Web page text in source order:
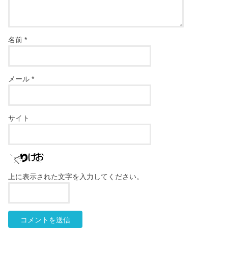
名前*
メール*
サイト
上に表示された文字を入力してください。